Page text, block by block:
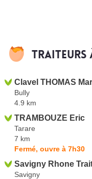
Traiteurs
Clavel THOMAS
Bully
4.9 km
TRAMBOUZE Eric
Tarare
7 km
Fermé, ouvre à 7h30
Savigny Rhone
Savigny